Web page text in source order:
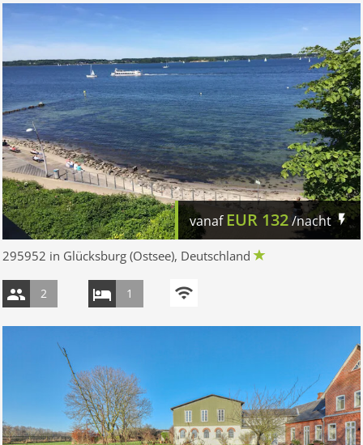
vanaf EUR 132/nacht
295952 in Glücksburg (Ostsee), Deutschland
2 1